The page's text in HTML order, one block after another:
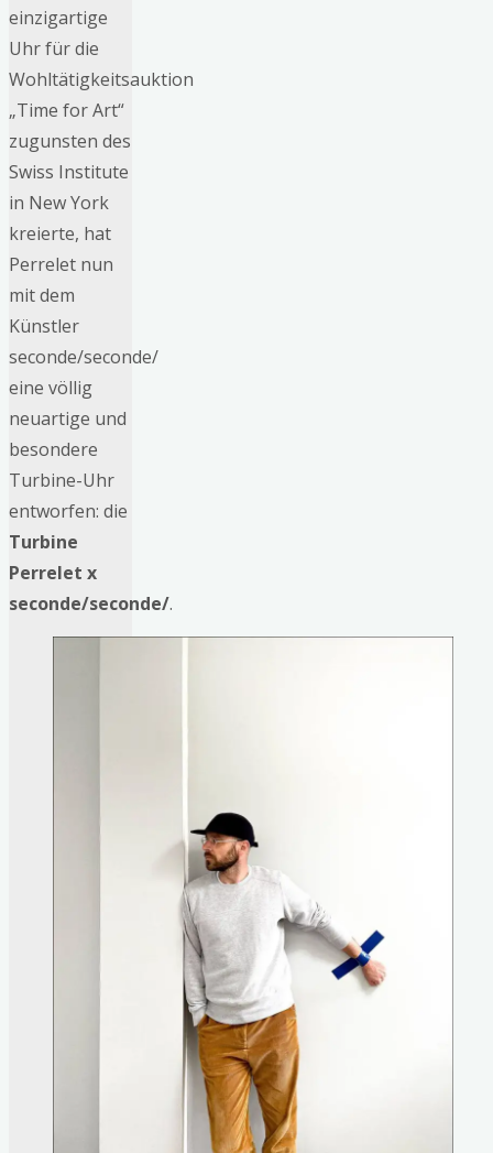
einzigartige
Uhr für die
Wohltätigkeitsauktion
„Time for Art“
zugunsten des
Swiss Institute
in New York
kreierte, hat
Perrelet nun
mit dem
Künstler
seconde/seconde/
eine völlig
neuartige und
besondere
Turbine-Uhr
entworfen: die
Turbine
Perrelet x
seconde/seconde/.